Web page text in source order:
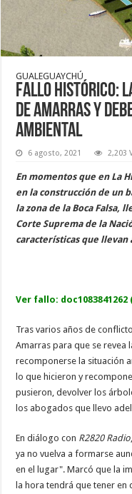
GUALEGUAYCHÚ
Fallo histórico:
de Amarras y
ambiental
6 agosto, 2021 2,203
En momentos que en La
en la construcción de un
la zona de la Boca Falsa,
Corte Suprema de la
características que llevan
Ver fallo: doc1083841262
Tras varios años de
Amarras para que se revea
recomponerse la situación
lo que hicieron y
pusieron, devolver los
los abogados que llevo
En diálogo con R2820 Radio
ya no vuelva a formarse
en el lugar". Marcó que la
la hora tendrá que tener en